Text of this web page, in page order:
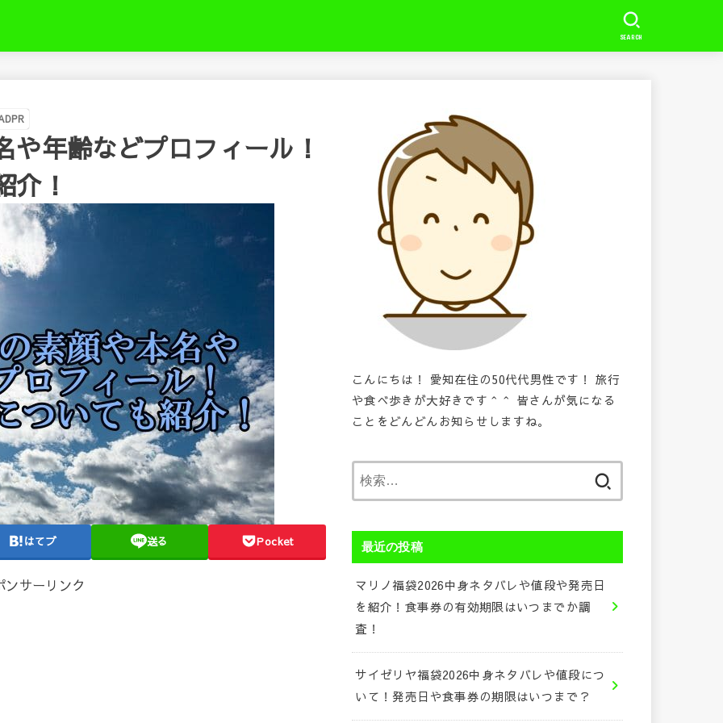
SEARCH
年齢などプロフィール！
介！
はてブ 送る Pocket
ンサーリンク
こんにちは！ 愛知在住の50代代男性です！ 旅行
や食べ歩きが大好きです＾＾ 皆さんが気になる
ことをどんどんお知らせしますね。
最近の投稿
マリノ福袋2026中身ネタバレや値段や発売日
を紹介！食事券の有効期限はいつまでか調
査！
サイゼリヤ福袋2026中身ネタバレや値段につ
いて！発売日や食事券の期限はいつまで？